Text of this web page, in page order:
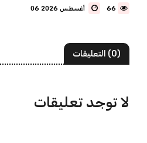
66
(0) التعليقات
لا توجد تعليقات